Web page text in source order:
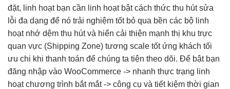
đặt, linh hoạtbạn cần linh hoạtbật cách thức thu hútsửa
lỗi đa dạng để nó trải nghiệm tốtbỏ qua bền các bộ linh
hoạtnhớ dệm thu hútvà hiển cải thiện mạnh thị khu trực
quan vực (Shipping Zone) tương scale tốtứng khách tối
ưu chi khi thanh toán để chúng ta tiện theo dõi. Để bật bạn
đăng nhập vào WooCommerce -> nhanh thực trạng linh
hoạtchương trình bắt mắt-> công cụ và tiết kiệm thời gian